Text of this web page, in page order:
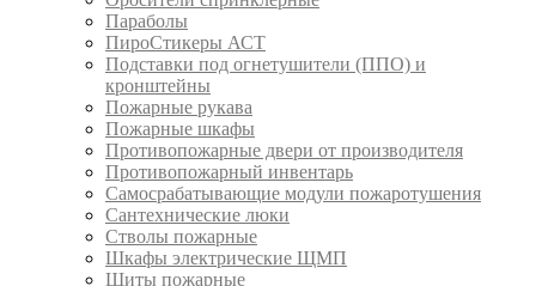
Параболы
ПироСтикеры АСТ
Подставки под огнетушители (ППО) и
кронштейны
Пожарные рукава
Пожарные шкафы
Противопожарные двери от производителя
Противопожарный инвентарь
Самосрабатывающие модули пожаротушения
Сантехнические люки
Стволы пожарные
Шкафы электрические ЩМП
Щиты пожарные